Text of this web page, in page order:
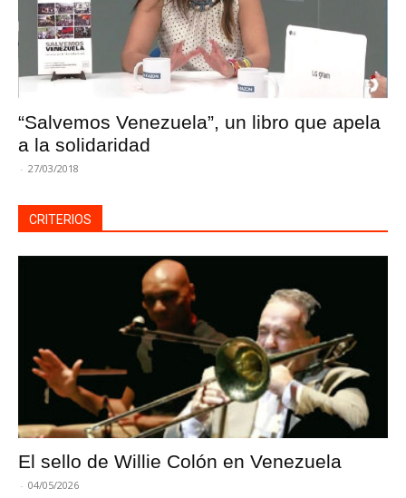
“Salvemos Venezuela”, un libro que apela
a la solidaridad
- 27/03/2018
CRITERIOS
El sello de Willie Colón en Venezuela
- 04/05/2026